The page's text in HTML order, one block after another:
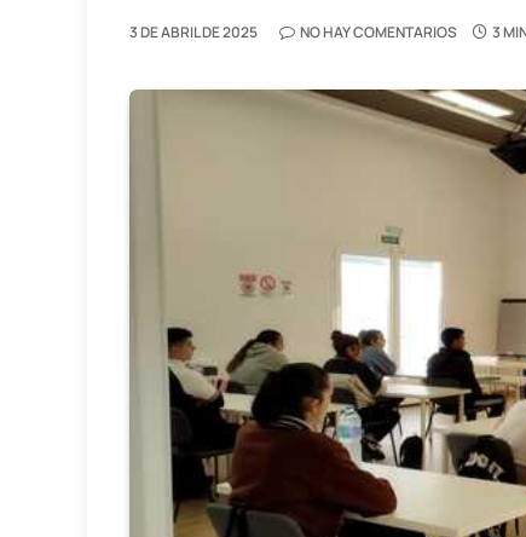
3 DE ABRIL DE 2025 NO HAY COMENTARIOS 3